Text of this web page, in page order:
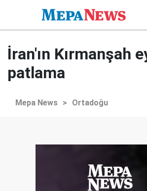
İran'ın Kırmanşah
patlama
Mepa News > Ortadoğu